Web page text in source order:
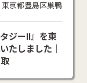
東京都豊島区巣鴨
ジーII』を東
たしました｜